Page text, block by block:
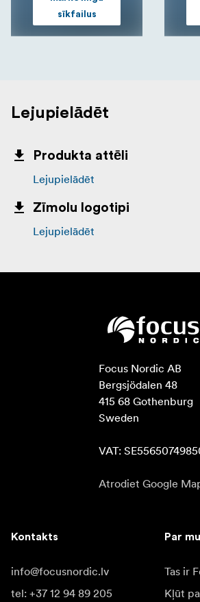
sīkfailus
Lejupielādēt
Produkta attēli
Lejupielādēt
Zīmolu logotipi
Lejupielādēt
Focus Nordic AB
Bergsjödalen 48
415 68 Gothenburg
Sweden
VAT:
Atrodiet Google
Kontakts
info@focusnordic.lv
tel: +37 12 94 89 205
Par
Tas ir
Kļūt